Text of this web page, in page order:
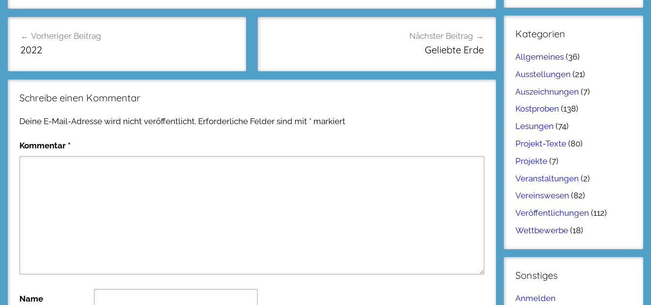
Vorheriger Beitrag
2022
Nächster Beitrag
Geliebte Erde
Schreibe einen Kommentar
Deine E-Mail-Adresse wird nicht veröffentlicht. Erforderliche Felder sind mit * markiert
Kommentar *
Name
Kategorien
Allgemeines (36)
Ausstellungen (21)
Auszeichnungen (7)
Kostproben (138)
Lesungen (74)
Projekt-Texte (80)
Projekte (7)
Veranstaltungen (2)
Vereinswesen (82)
Veröffentlichungen (112)
Wettbewerbe (18)
Sonstiges
Anmelden